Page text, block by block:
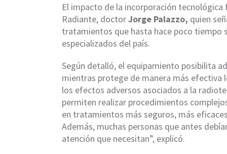
El impacto de la incorporación
Radiante, doctorJorge Palazzo, quien
tratamientos que hasta hace poco tiempo
especializados del país.
Según detalló, el equipamiento posibilita
mientras protege de manera más efectiva
los efectos adversos asociados a la
permiten realizar procedimientos
en tratamientos más seguros, más
Además, muchas personas que antes
atención que necesitan”, explicó.